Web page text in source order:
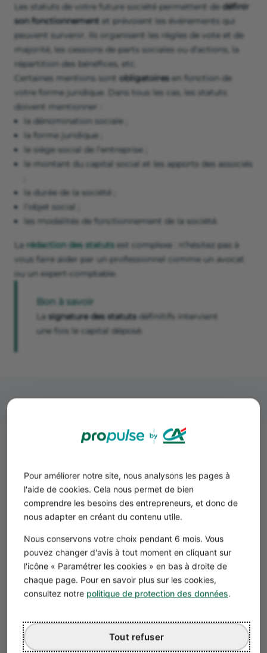
Pour améliorer notre site, nous analysons les pages à
l'aide de cookies. Cela nous permet de bien
comprendre les besoins des entrepreneurs, et donc de
nous adapter en créant du contenu utile.
Nous conservons votre choix pendant 6 mois. Vous
pouvez changer d'avis à tout moment en cliquant sur
l'icône « Paramétrer les cookies » en bas à droite de
chaque page. Pour en savoir plus sur les cookies,
consultez notre politique de protection des données.
Tout refuser
Les statuts de votre future société permettent de définir
son fonctionnement et prévoient les événements qui
peuvent survenir. Ils organisent les règles de vote et de
majorité, les cessions de parts sociales ou d’actions, la
répartition des bénéfices, etc.
Certaines mentions sont obligatoires en fonction de
votre forme juridique. Dans tous les cas, les statuts
doivent mentionner :
la dénomination sociale ;
la forme juridique ;
le siège social de l’entreprise ;
le montant du capital social et les apports des associés
la durée de la société ;
l’objet social ;
les modalités de fonctionnement de la société.
La rédaction des statuts est complexe : n’hésitez pas à
vous faire aider par un professionnel comme un avocat
ou un expert-comptable.
Bon à savoir
La signature des statuts définitifs intervient
une fois le capital déposé.
La création d’une société impose de procéder à la
nomination d’un dirigeant :
en EURL/SARL : ungérantqui est obligatoirement une
personne physique ;
personne morale.
Le dirigeant est chargé de représenter la société vis-à-vis
des tiers. Dans les SASU et EURL, ce n’est pas forcément
la même personne que l’associé unique.
Bon à savoir
commissaire aux comptesdoit être